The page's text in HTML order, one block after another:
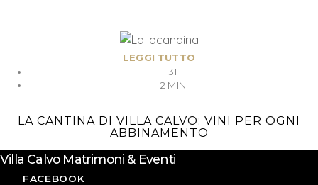
LEGGI TUTTO
31
2 MIN
LA CANTINA DI VILLA CALVO: VINI PER OGNI
ABBINAMENTO
Villa Calvo Matrimoni & Eventi
FACEBOOK